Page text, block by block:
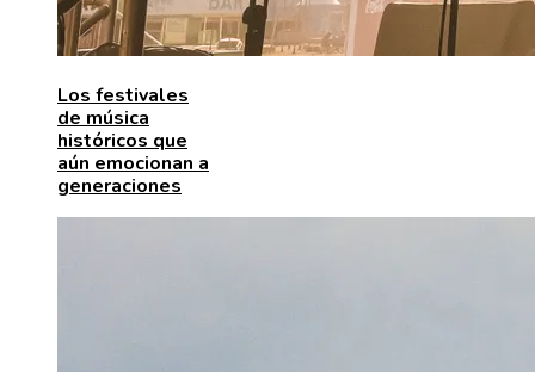
Los festivales
de música
históricos que
aún emocionan a
generaciones